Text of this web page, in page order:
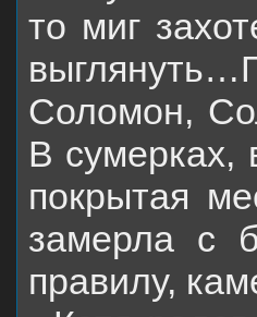
то миг
Соломон,
В сумерках,
покрытая
замерла с
правилу,